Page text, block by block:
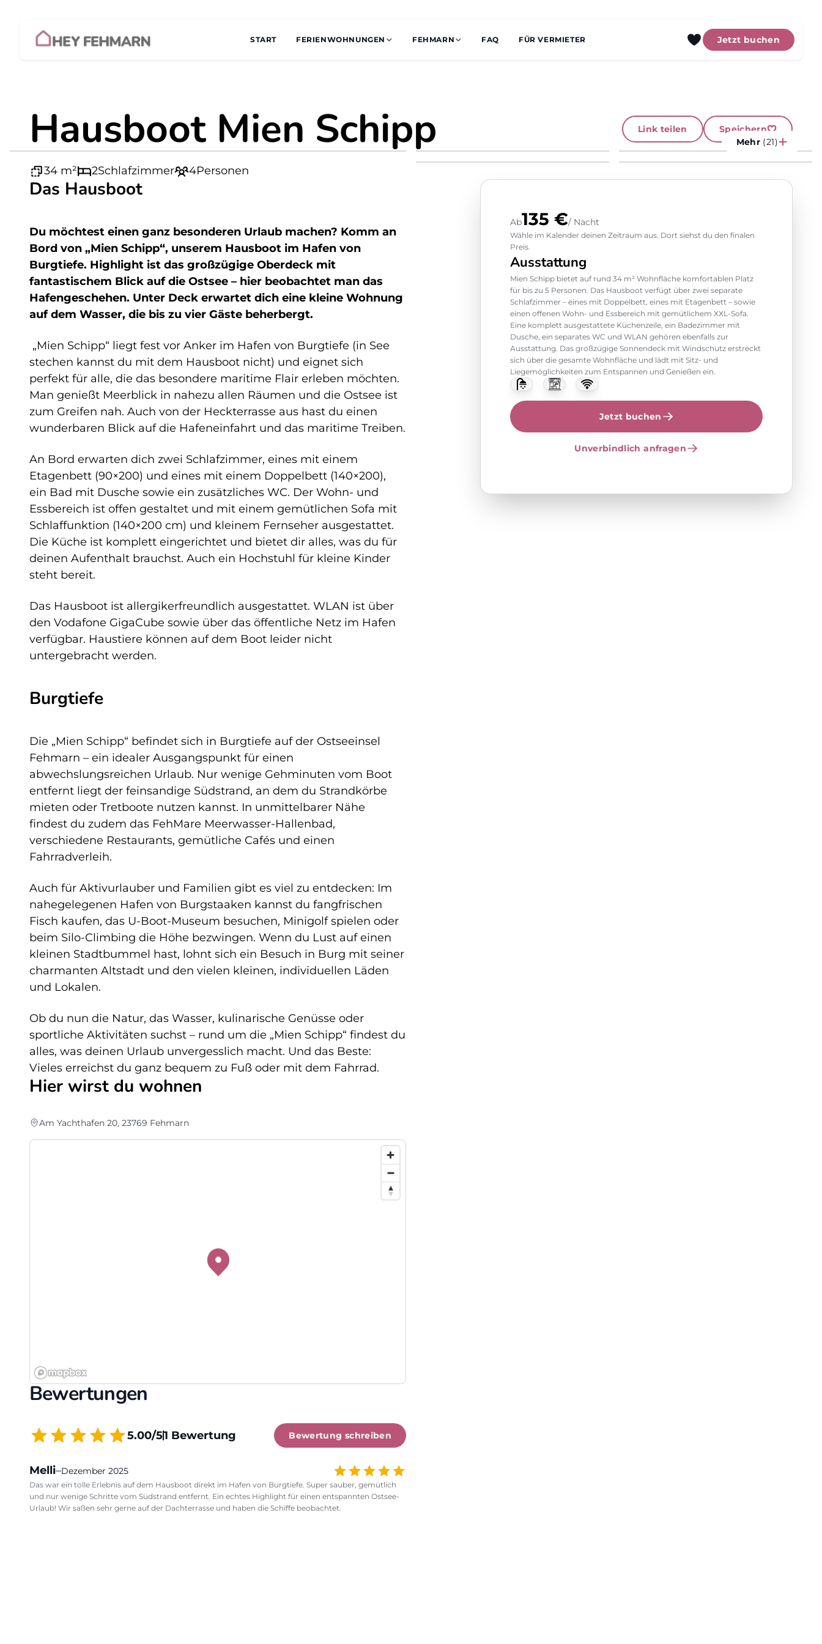
START FERIENWOHNUNGEN FEHMARN FAQ FÜR VERMIETER Jetzt buchen
Hausboot Mien Schipp Link teilen
Speichern
Mehr (21)
34 m² 2Schlafzimmer 4Personen
Das Hausboot
Du möchtest einen ganz besonderen Urlaub machen? Komm an
Bord von „Mien Schipp“, unserem Hausboot im Hafen von
Burgtiefe. Highlight ist das großzügige Oberdeck mit
fantastischem Blick auf die Ostsee – hier beobachtet man das
Hafengeschehen. Unter Deck erwartet dich eine kleine Wohnung
auf dem Wasser, die bis zu vier Gäste beherbergt.
„Mien Schipp“ liegt fest vor Anker im Hafen von Burgtiefe (in See
stechen kannst du mit dem Hausboot nicht) und eignet sich
perfekt für alle, die das besondere maritime Flair erleben möchten.
Man genießt Meerblick in nahezu allen Räumen und die Ostsee ist
zum Greifen nah. Auch von der Heckterrasse aus hast du einen
wunderbaren Blick auf die Hafeneinfahrt und das maritime Treiben.
An Bord erwarten dich zwei Schlafzimmer, eines mit einem
Etagenbett (90×200) und eines mit einem Doppelbett (140×200),
ein Bad mit Dusche sowie ein zusätzliches WC. Der Wohn- und
Essbereich ist offen gestaltet und mit einem gemütlichen Sofa mit
Schlaffunktion (140×200 cm) und kleinem Fernseher ausgestattet.
Die Küche ist komplett eingerichtet und bietet dir alles, was du für
deinen Aufenthalt brauchst. Auch ein Hochstuhl für kleine Kinder
steht bereit.
Das Hausboot ist allergikerfreundlich ausgestattet. WLAN ist über
den Vodafone GigaCube sowie über das öffentliche Netz im Hafen
verfügbar. Haustiere können auf dem Boot leider nicht
untergebracht werden.
Burgtiefe
Die „Mien Schipp“ befindet sich in Burgtiefe auf der Ostseeinsel
Fehmarn – ein idealer Ausgangspunkt für einen
abwechslungsreichen Urlaub. Nur wenige Gehminuten vom Boot
entfernt liegt der feinsandige Südstrand, an dem du Strandkörbe
mieten oder Tretboote nutzen kannst. In unmittelbarer Nähe
findest du zudem das FehMare Meerwasser-Hallenbad,
verschiedene Restaurants, gemütliche Cafés und einen
Fahrradverleih.
Auch für Aktivurlauber und Familien gibt es viel zu entdecken: Im
nahegelegenen Hafen von Burgstaaken kannst du fangfrischen
Fisch kaufen, das U-Boot-Museum besuchen, Minigolf spielen oder
beim Silo-Climbing die Höhe bezwingen. Wenn du Lust auf einen
kleinen Stadtbummel hast, lohnt sich ein Besuch in Burg mit seiner
charmanten Altstadt und den vielen kleinen, individuellen Läden
und Lokalen.
Ob du nun die Natur, das Wasser, kulinarische Genüsse oder
sportliche Aktivitäten suchst – rund um die „Mien Schipp“ findest du
alles, was deinen Urlaub unvergesslich macht. Und das Beste:
Vieles erreichst du ganz bequem zu Fuß oder mit dem Fahrrad.
Hier wirst du wohnen
Am Yachthafen 20, 23769 Fehmarn
Bewertungen
5.00/51 Bewertung Bewertung schreiben
Melli–Dezember 2025
Das war ein tolle Erlebnis auf dem Hausboot direkt im Hafen von Burgtiefe. Super sauber, gemütlich
und nur wenige Schritte vom Südstrand entfernt. Ein echtes Highlight für einen entspannten Ostsee-
Urlaub! Wir saßen sehr gerne auf der Dachterrasse und haben die Schiffe beobachtet.
Ab135 €/ Nacht
Wähle im Kalender deinen Zeitraum aus. Dort siehst du den finalen
Preis.
Ausstattung
Mien Schipp bietet auf rund 34 m² Wohnfläche komfortablen Platz
für bis zu 5 Personen. Das Hausboot verfügt über zwei separate
Schlafzimmer – eines mit Doppelbett, eines mit Etagenbett – sowie
einen offenen Wohn- und Essbereich mit gemütlichem XXL-Sofa.
Eine komplett ausgestattete Küchenzeile, ein Badezimmer mit
Dusche, ein separates WC und WLAN gehören ebenfalls zur
Ausstattung. Das großzügige Sonnendeck mit Windschutz erstreckt
sich über die gesamte Wohnfläche und lädt mit Sitz- und
Liegemöglichkeiten zum Entspannen und Genießen ein.
Jetzt buchen
Unverbindlich anfragen